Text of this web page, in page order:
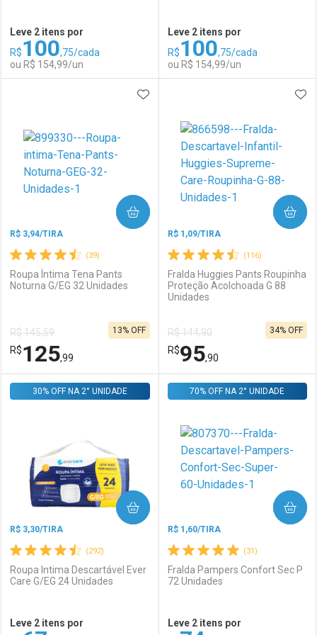
Comprar sem Desconto
Por R$ 129,99/cada
Comprar sem Desconto
Por R$ 129,99/cada
Comprar sem Desconto
Por R$ 95,90/cada
Comprar sem Desconto
Por R$ 95,90/cada
Leve 2 itens por
R$100,75/cada
ou R$ 154,99/un
Laboratório
Comprar sem Desconto
Por R$ 154,99/cada
Por Menos
Comprar sem Desconto
Por R$ 154,99/cada
Leve 2 itens por
R$100,75/cada
ou R$ 154,99/un
Laboratório
Comprar sem Desconto
Por R$ 154,99/cada
Por Menos
Comprar sem Desconto
Por R$ 154,99/cada
(39)
R$ 3,94/TIRA
Roupa Íntima Tena Pants
Noturna G/EG 32 Unidades
R$ 145,59
R$125,99
13% OFF
ADICIONAR AOS FAVORITOS
COMPRAR
FECHAR
FECHAR
(116)
R$ 1,09/TIRA
Fralda Huggies Pants Roupinha
Proteção Acolchoada G 88
Unidades
R$ 144,90
R$95,90
34% OFF
COMPRAR
Laboratório
Por Menos
(292)
R$ 3,30/TIRA
Roupa Intima Descartável Ever
Care G/EG 24 Unidades
30% OFF NA 2° UNIDADE
Leve 2 itens por
COMPRAR
(31)
R$ 1,60/TIRA
Fralda Pampers Confort Sec P
72 Unidades
70% OFF NA 2° UNIDADE
Leve 2 itens por
COMPRAR